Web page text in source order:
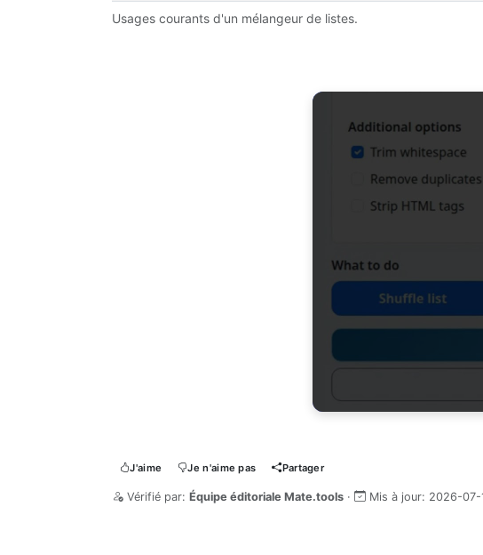
Usages courants d'un mélangeur de listes.
J'aime Je n'aime pas Partager
Vérifié par: Équipe éditoriale Mate.tools · Mis à jour: 2026-07-